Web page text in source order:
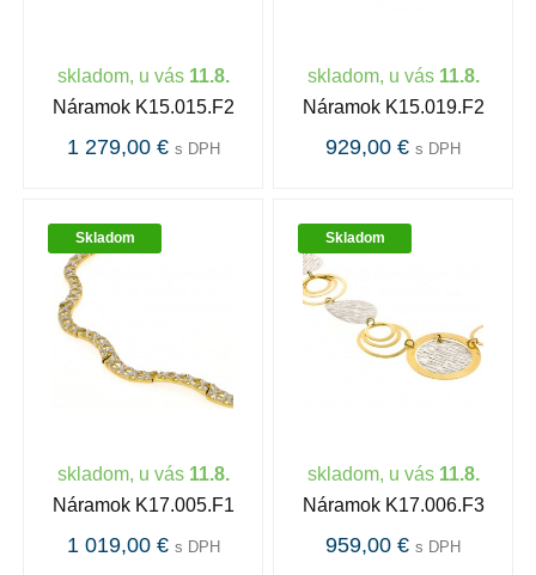
skladom, u vás 11.8.
Náramok K15.015.F2
1 279,00 € s DPH
skladom, u vás 11.8.
Náramok K15.019.F2
929,00 € s DPH
Skladom
skladom, u vás 11.8.
Náramok K17.005.F1
1 019,00 € s DPH
Skladom
skladom, u vás 11.8.
Náramok K17.006.F3
959,00 € s DPH